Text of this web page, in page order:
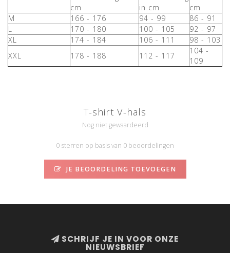
cm
in cm
cm
M
166 - 176 94 - 99
86 - 91
L
170 - 180 100 - 105
92 - 97
XL
174 - 184 106 - 111
98 - 103
XXL
178 - 188 112 - 117
104 -
109
T-shirt V-hals
Nog niet gewaardeerd
0 sterren op basis van 0 beoordelingen
JE BEOORDELING TOEVOEGEN
SCHRIJF JE IN VOOR ONZE
NIEUWSBRIEF